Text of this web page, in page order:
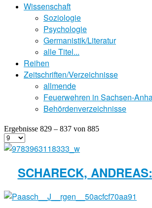
Wissenschaft
Soziologie
Psychologie
Germanistik/Literatur
alle Titel...
Reihen
Zeitschriften/Verzeichnisse
allmende
Feuerwehren in Sachsen-
Behördenverzeichnisse
Ergebnisse 829 – 837 von 885
SCHARECK,